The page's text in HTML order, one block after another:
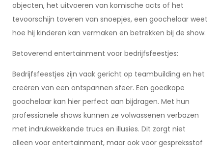
objecten, het uitvoeren van komische acts of het
tevoorschijn toveren van snoepjes, een goochelaar weet
hoe hij kinderen kan vermaken en betrekken bij de show.
Betoverend entertainment voor bedrijfsfeestjes:
Bedrijfsfeestjes zijn vaak gericht op teambuilding en het
creëren van een ontspannen sfeer. Een goedkope
goochelaar kan hier perfect aan bijdragen. Met hun
professionele shows kunnen ze volwassenen verbazen
met indrukwekkende trucs en illusies. Dit zorgt niet
alleen voor entertainment, maar ook voor gespreksstof